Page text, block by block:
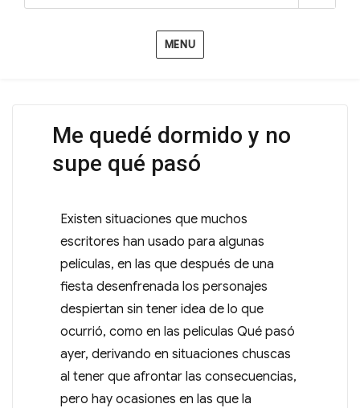
MENU
Me quedé dormido y no
supe qué pasó
Existen situaciones que muchos
escritores han usado para algunas
películas, en las que después de una
fiesta desenfrenada los personajes
despiertan sin tener idea de lo que
ocurrió, como en las peliculas Qué pasó
ayer, derivando en situaciones chuscas
al tener que afrontar las consecuencias,
pero hay ocasiones en las que la